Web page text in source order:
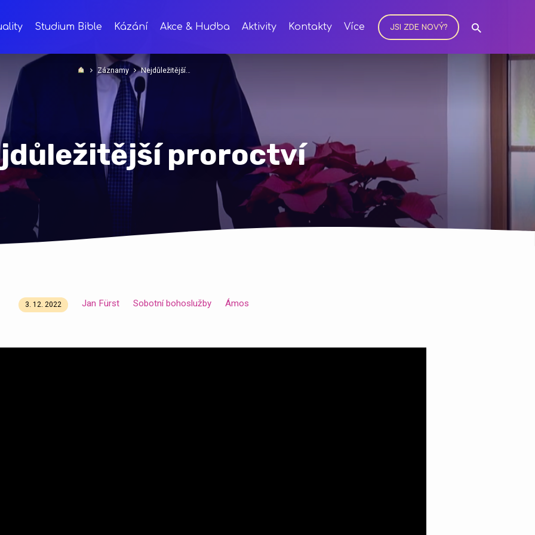
Studium Bible Kázání Akce & Hudba Aktivity Kontakty Více JSI ZDE NOVÝ?
proroctví
Záznamy Nejdůležitější…
3. 12. 2022 Jan Fürst Sobotní bohoslužby Ámos